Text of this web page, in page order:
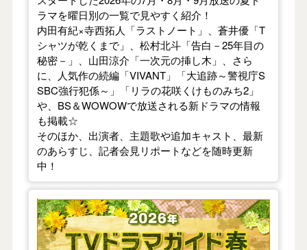
ラマを曜日別の一覧で見やすく紹介！
内田有紀×寺西拓人「ラストノート」、蒼井優「T
シャツが乾くまで」、松村北斗「告白－25年目の
秘密－」、山田涼介「一次元の挿し木」、さら
に、人気作の続編「VIVANT」「大追跡～警視庁S
SBC強行犯係～」「リラの花咲くけものみち2」
や、BS＆WOWOWで放送される新ドラマの情報
も掲載☆
そのほか、出演者、主題歌や追加キャスト、最新
のあらすじ、記者会見リポートなどを随時更新
中！
【2026年春】TVドラマガイド